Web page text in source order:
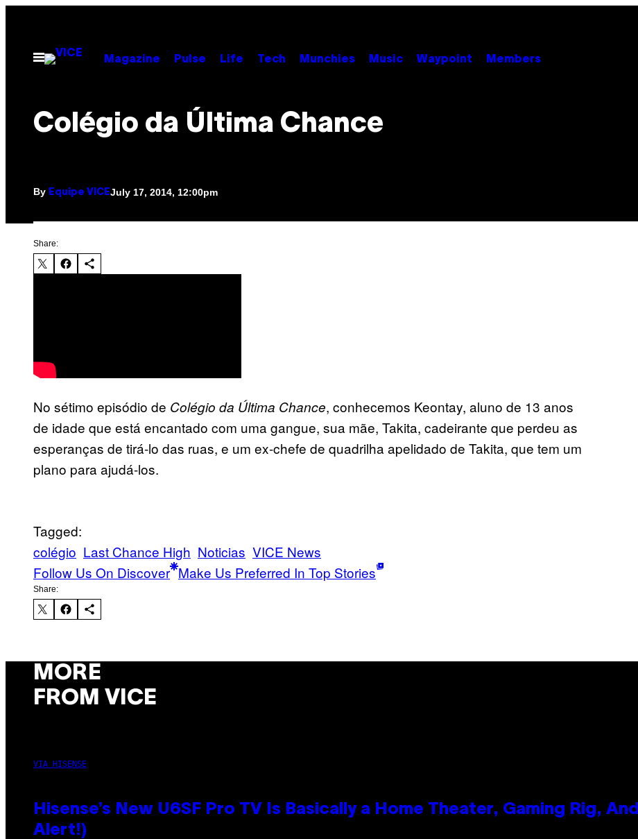
contentOpen
Menu
Magazine Pulse Life Tech Munchies Music Waypoint Members
Colégio da Última Chance
By Equipe VICEJuly 17, 2014, 12:00pm
Share:
No sétimo episódio de Colégio da Última Chance, conhecemos Keontay, aluno de 13 anos
de idade que está encantado com uma gangue, sua mãe, Takita, cadeirante que perdeu as
esperanças de tirá-lo das ruas, e um ex-chefe de quadrilha apelidado de Takita, que tem um
plano para ajudá-los.
Tagged:
colégio Last Chance High Noticias VICE News
Follow Us On Discover Make Us Preferred In Top Stories
Share:
MORE
FROM VICE
VIA HISENSE
Hisense’s New U6SF Pro TV Is Basically a Home Theater, Gaming Rig,
Alert!)